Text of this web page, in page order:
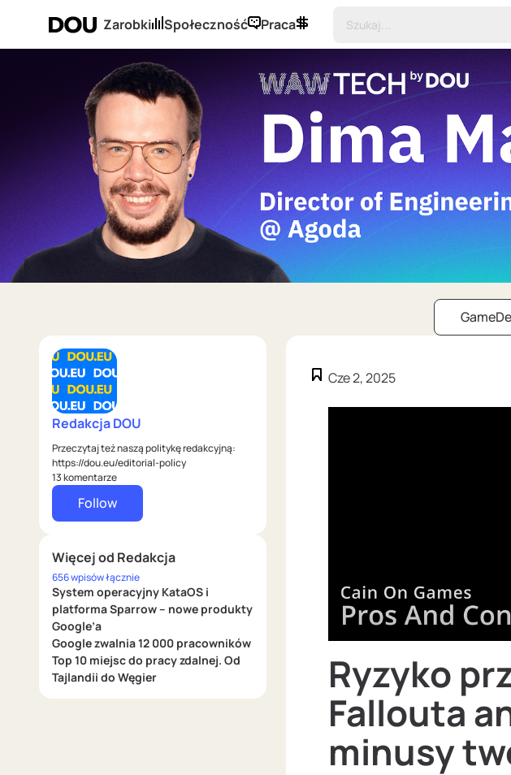
Zarobki Społeczność Praca
Redakcja DOU
Przeczytaj też naszą politykę redakcyjną:
https://dou.eu/editorial-policy
13 komentarze
Follow
Więcej od Redakcja
656 wpisów łącznie
System operacyjny KataOS i
platforma Sparrow – nowe produkty
Google’a
Google zwalnia 12 000 pracowników
Top 10 miejsc do pracy zdalnej. Od
Tajlandii do Węgier
Cze 2, 2025
Ryzyko
Fallouta
minusy